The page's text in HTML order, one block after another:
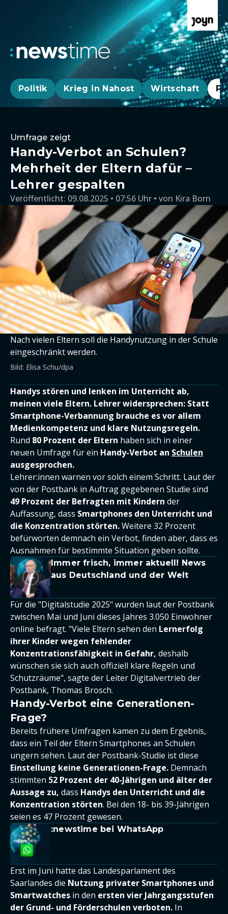
Politik Krieg in Nahost Wirtschaft
Umfrage zeigt
Handy-Verbot an Schulen?
Mehrheit der Eltern dafür –
Lehrer gespalten
Veröffentlicht: 09.08.2025 • 07:56 Uhr von Kira Born
Nach vielen Eltern soll die Handynutzung in der Schule
eingeschränkt werden.
Bild: Elisa Schu/dpa
Handys stören und lenken im Unterricht ab,
meinen viele Eltern. Lehrer widersprechen: Statt
Smartphone-Verbannung brauche es vor allem
Medienkompetenz und klare Nutzungsregeln.
Rund 80 Prozent der Eltern haben sich in einer
neuen Umfrage für ein Handy-Verbot an Schulen
ausgesprochen.
Lehrer:innen warnen vor solch einem Schritt. Laut der
von der Postbank in Auftrag gegebenen Studie sind
49 Prozent der Befragten mit Kindern der
Auffassung, dass Smartphones den Unterricht und
die Konzentration störten.Weitere 32 Prozent
befürworten demnach ein Verbot, finden aber, dass es
Ausnahmen für bestimmte Situation geben sollte.
Immer frisch, immer aktuell! News
aus Deutschland und der Welt
Für die "Digitalstudie 2025" wurden laut der Postbank
zwischen Mai und Juni dieses Jahres 3.050 Einwohner
online befragt. "Viele Eltern sehen den Lernerfolg
ihrer Kinder wegen fehlender
Konzentrationsfähigkeit in Gefahr, deshalb
wünschen sie sich auch offiziell klare Regeln und
Schutzräume", sagte der Leiter Digitalvertrieb der
Postbank, Thomas Brosch.
Handy-Verbot eine Generationen-
Frage?
Bereits frühere Umfragen kamen zu dem Ergebnis,
dass ein Teil der Eltern Smartphones an Schulen
ungern sehen. Laut der Postbank-Studie ist diese
Einstellung keine Generationen-Frage. Demnach
stimmten 52 Prozent der 40-Jährigen und älter der
Aussage zu, dass Handys den Unterricht und die
Konzentration störten. Bei den 18- bis 39-Jährigen
seien es 47 Prozent gewesen.
:newstime bei WhatsApp
Erst im Juni hatte das Landesparlament des
Saarlandes die Nutzung privater Smartphones und
Smartwatches in den ersten vier Jahrgangsstufen
der Grund- und Förderschulen verboten. In